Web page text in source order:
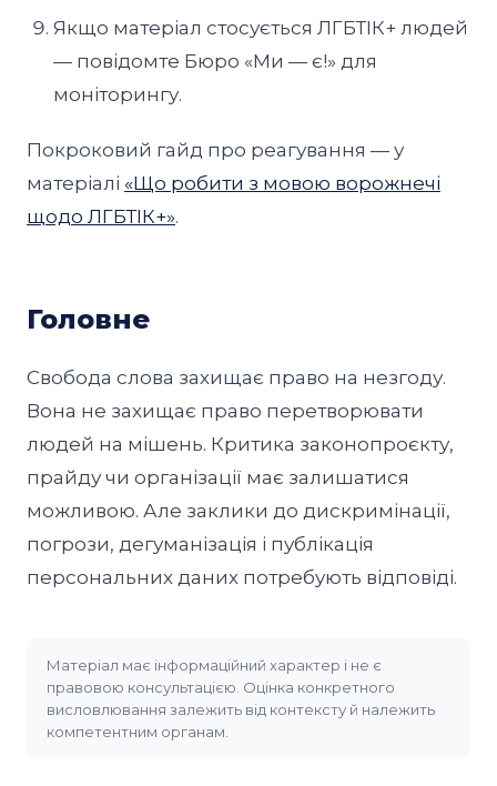
Якщо матеріал стосується ЛГБТІК+ людей
— повідомте Бюро «Ми — є!» для
моніторингу.
Покроковий гайд про реагування — у
матеріалі «Що робити з мовою ворожнечі
щодо ЛГБТІК+».
Головне
Свобода слова захищає право на незгоду.
Вона не захищає право перетворювати
людей на мішень. Критика законопроєкту,
прайду чи організації має залишатися
можливою. Але заклики до дискримінації,
погрози, дегуманізація і публікація
персональних даних потребують відповіді.
Матеріал має інформаційний характер і не є
правовою консультацією. Оцінка конкретного
висловлювання залежить від контексту й належить
компетентним органам.